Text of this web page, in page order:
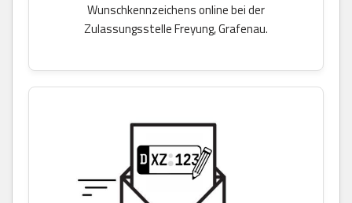
Wunschkennzeichens online bei der
Zulassungsstelle Freyung, Grafenau.